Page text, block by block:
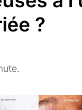
?